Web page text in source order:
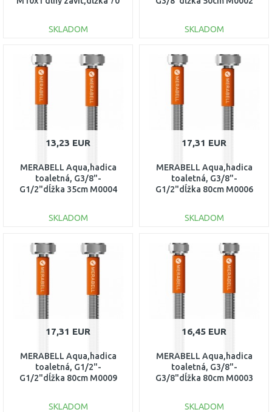
SKLADOM
DO KOŠÍKA
Porovnať
SKLADOM
DO KOŠÍKA
Porovnať
13,23 EUR
MERABELL Aqua,hadica
toaletná, G3/8"-
G1/2"dĺžka 35cm M0004
SKLADOM
DO KOŠÍKA
17,31 EUR
MERABELL Aqua,hadica
toaletná, G3/8"-
G1/2"dĺžka 80cm M0006
SKLADOM
DO KOŠÍKA
17,31 EUR
MERABELL Aqua,hadica
toaletná, G1/2"-
G1/2"dĺžka 80cm M0009
SKLADOM
16,45 EUR
MERABELL Aqua,hadica
toaletná, G3/8"-
G3/8"dĺžka 80cm M0003
SKLADOM